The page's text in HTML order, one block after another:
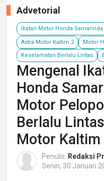
Advetorial
Ikatan Motor Honda Samarinda
Astra Motor Kaltim 2 Motor
Keselamatan Berlalu Lintas
Mengenal
Honda
Motor
Berlalu
Motor Kaltim
Penulis: Redaksi
Senin, 30 Januari